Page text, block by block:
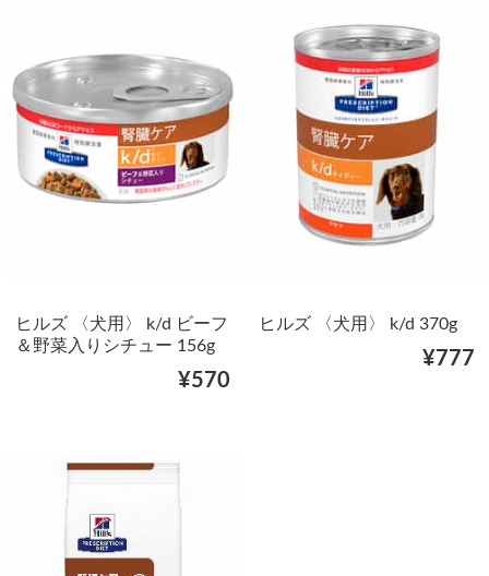
ヒルズ 〈犬用〉 k/d ビーフ
＆野菜入りシチュー 156g
¥570
ヒルズ 〈犬用〉 k/d 370g
¥777